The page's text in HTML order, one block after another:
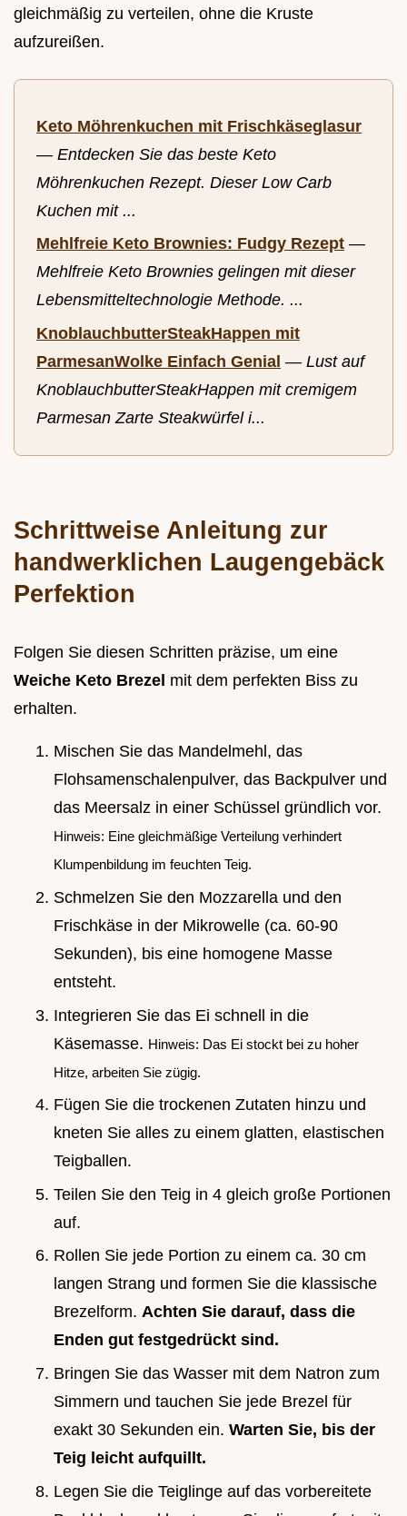
gleichmäßig zu verteilen, ohne die Kruste
aufzureißen.
Keto Möhrenkuchen mit Frischkäseglasur
— Entdecken Sie das beste Keto
Möhrenkuchen Rezept. Dieser Low Carb
Kuchen mit ...
Mehlfreie Keto Brownies: Fudgy Rezept —
Mehlfreie Keto Brownies gelingen mit dieser
Lebensmitteltechnologie Methode. ...
KnoblauchbutterSteakHappen mit
ParmesanWolke Einfach Genial — Lust auf
KnoblauchbutterSteakHappen mit cremigem
Parmesan Zarte Steakwürfel i...
Schrittweise Anleitung zur
handwerklichen Laugengebäck
Perfektion
Folgen Sie diesen Schritten präzise, um eine
Weiche Keto Brezel mit dem perfekten Biss zu
erhalten.
Mischen Sie das Mandelmehl, das
Flohsamenschalenpulver, das Backpulver und
das Meersalz in einer Schüssel gründlich vor.
Hinweis: Eine gleichmäßige Verteilung verhindert
Klumpenbildung im feuchten Teig.
Schmelzen Sie den Mozzarella und den
Frischkäse in der Mikrowelle (ca. 60-90
Sekunden), bis eine homogene Masse
entsteht.
Integrieren Sie das Ei schnell in die
Käsemasse. Hinweis: Das Ei stockt bei zu hoher
Hitze, arbeiten Sie zügig.
Fügen Sie die trockenen Zutaten hinzu und
kneten Sie alles zu einem glatten, elastischen
Teigballen.
Teilen Sie den Teig in 4 gleich große Portionen
auf.
Rollen Sie jede Portion zu einem ca. 30 cm
langen Strang und formen Sie die klassische
Brezelform. Achten Sie darauf, dass die
Enden gut festgedrückt sind.
Bringen Sie das Wasser mit dem Natron zum
Simmern und tauchen Sie jede Brezel für
exakt 30 Sekunden ein. Warten Sie, bis der
Teig leicht aufquillt.
Legen Sie die Teiglinge auf das vorbereitete